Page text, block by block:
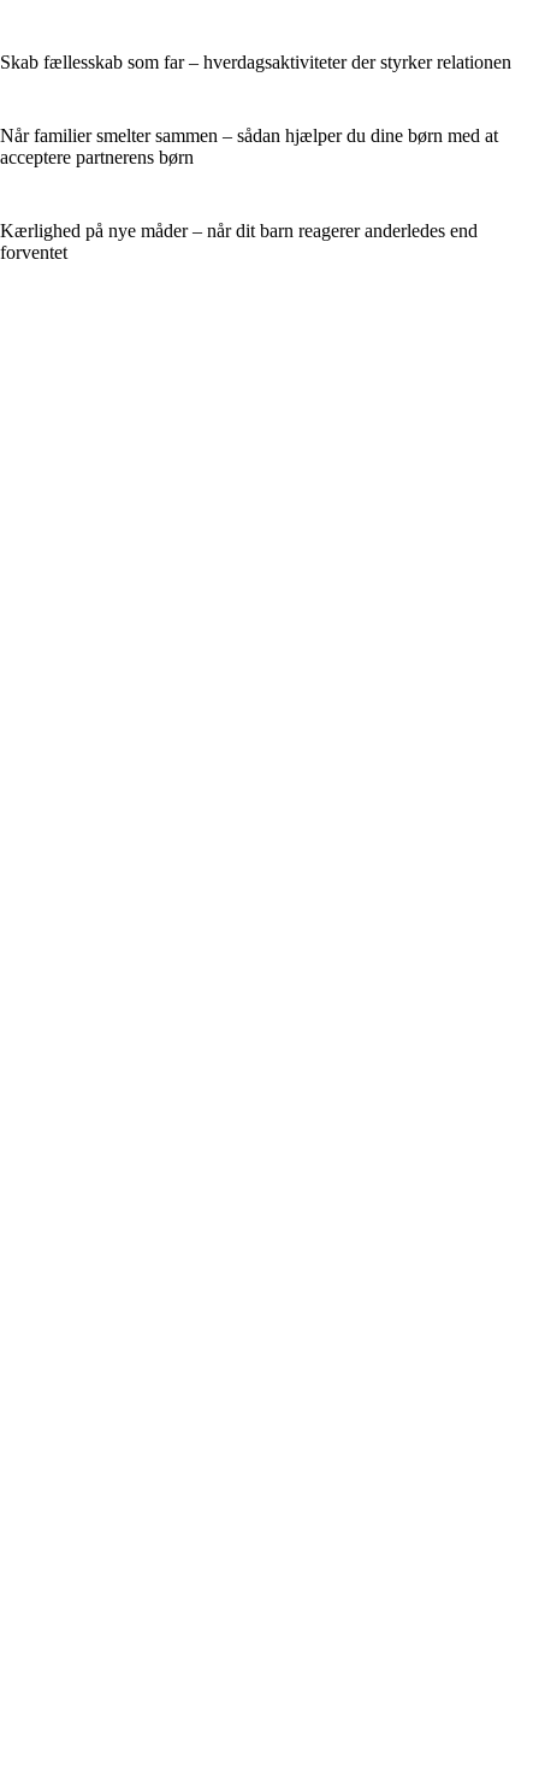
Skab fællesskab som far – hverdagsaktiviteter der styrker relationen
Når familier smelter sammen – sådan hjælper du dine børn med at
acceptere partnerens børn
Kærlighed på nye måder – når dit barn reagerer anderledes end
forventet